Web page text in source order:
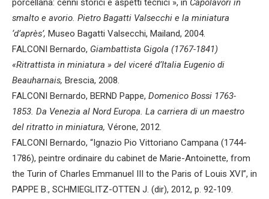
porcellana: cenni storici e aspetti tecnici », in Capolavori in
smalto e avorio. Pietro Bagatti Valsecchi e la miniatura
‘d’après’, Museo Bagatti Valsecchi, Mailand, 2004.
FALCONI Bernardo, Giambattista Gigola (1767-1841)
«Ritrattista in miniatura » del viceré d’Italia Eugenio di
Beauharnais, Brescia, 2008.
FALCONI Bernardo, BERND Pappe, Domenico Bossi 1763-
1853. Da Venezia al Nord Europa. La carriera di un maestro
del ritratto in miniatura, Vérone, 2012.
FALCONI Bernardo, “Ignazio Pio Vittoriano Campana (1744-
1786), peintre ordinaire du cabinet de Marie-Antoinette, from
the Turin of Charles Emmanuel III to the Paris of Louis XVI”, in
PAPPE B., SCHMIEGLITZ-OTTEN J. (dir), 2012, p. 92-109.